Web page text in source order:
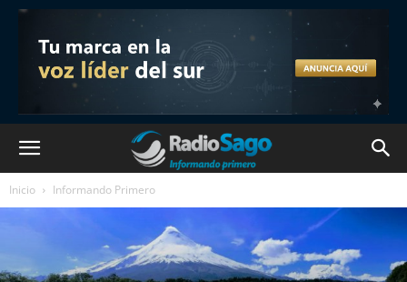
Inicio Informando Primero